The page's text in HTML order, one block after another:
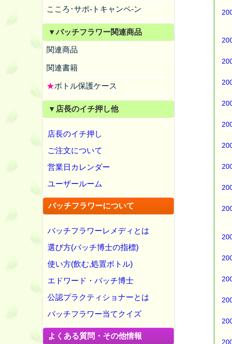
こころ･サポ-トキャンペ-ン
▼バッチフラワー関連商品
関連商品
関連書籍
★ボトル保護ケース
▼店長のイチ押し他
店長のイチ押し
ご注文について
営業日カレンダー
ユーザールーム
バッチフラワーについて
バッチフラワーレメディとは
選び方(バッチ博士の指標)
使い方(飲む,処置ボトル)
エドワード・バッチ博士
公認プラクティショナーとは
バッチフラワー当てクイズ
よくある質問・その他情報
ウ
漢
ス
な
入
ネ
・
・
・
た
私
ハ
興
カ